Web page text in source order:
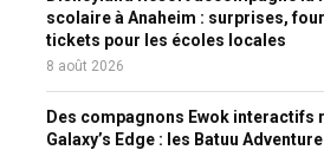
scolaire à Anaheim : surprises,
tickets pour les écoles locales
8 août 2026
Des compagnons Ewok interactifs
Galaxy’s Edge : les Batuu